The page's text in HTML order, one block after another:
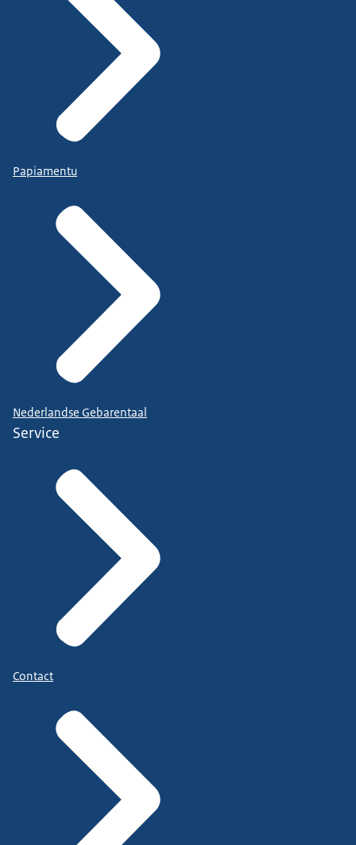
Papiamentu
Nederlandse Gebarentaal
Service
Contact